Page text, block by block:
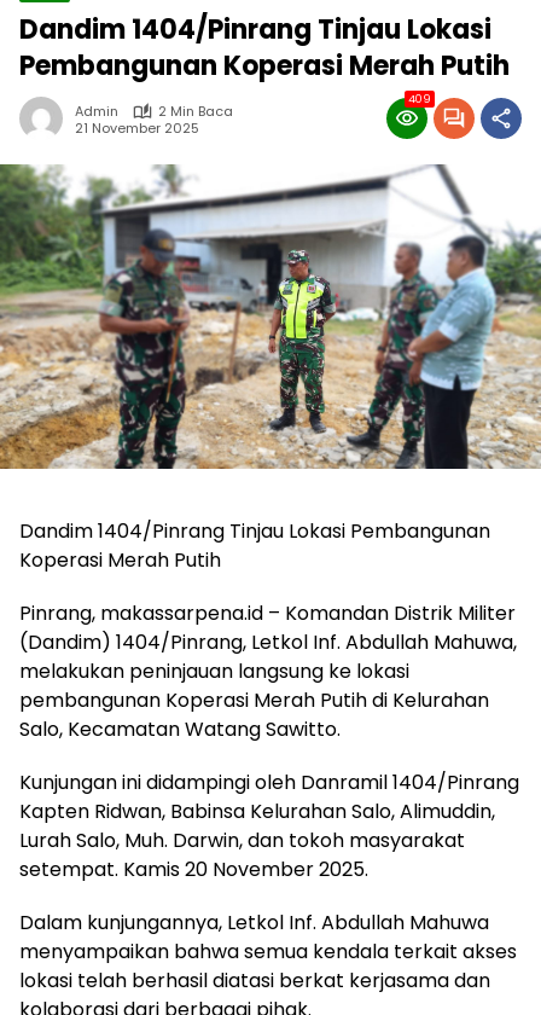
Dandim 1404/Pinrang Tinjau Lokasi
Pembangunan Koperasi Merah Putih
Admin
2 Min Baca
21 November 2025
409
Dandim 1404/Pinrang Tinjau Lokasi Pembangunan
Koperasi Merah Putih
Pinrang, makassarpena.id – Komandan Distrik Militer
(Dandim) 1404/Pinrang, Letkol Inf. Abdullah Mahuwa,
melakukan peninjauan langsung ke lokasi
pembangunan Koperasi Merah Putih di Kelurahan
Salo, Kecamatan Watang Sawitto.
Kunjungan ini didampingi oleh Danramil 1404/Pinrang
Kapten Ridwan, Babinsa Kelurahan Salo, Alimuddin,
Lurah Salo, Muh. Darwin, dan tokoh masyarakat
setempat. Kamis 20 November 2025.
Dalam kunjungannya, Letkol Inf. Abdullah Mahuwa
menyampaikan bahwa semua kendala terkait akses
lokasi telah berhasil diatasi berkat kerjasama dan